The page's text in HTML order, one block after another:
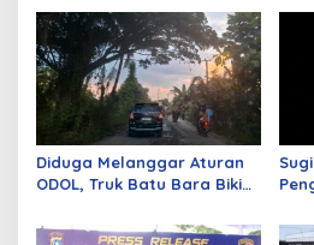
Diduga Melanggar Aturan
ODOL, Truk Batu Bara Bikin
Parah